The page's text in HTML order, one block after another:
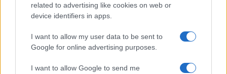
related to advertising like cookies on web or
device identifiers in apps.
I want to allow my user data to be sent to
Google for online advertising purposes.
I want to allow Google to send me
Πιο δημοφιλή
Η Άννα Βίσση ξετρελάθηκε με μπάντα που
έπαιζε Τσιτσάνη στο Φισκάρδο και τους